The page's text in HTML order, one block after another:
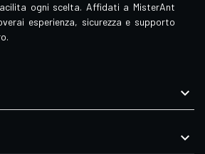
ogni scelta. Affidati a MisterAnt
esperienza, sicurezza e supporto

